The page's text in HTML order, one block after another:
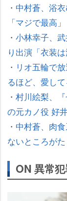
・ 中村蒼、浴
「マジで最高」
・ 小林幸子、
り出演「衣装
・ リオ五輪で
るほど、愛して
・ 村川絵梨、
の元カノ役 好
・ 中村蒼、肉
ないところがた
ON 異常